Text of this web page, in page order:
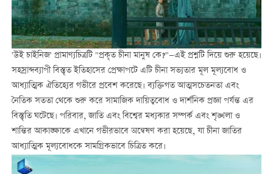
'উই চাইনিজ' প্রামাণ্যচিত্রটি "প্রকৃত চীনা মানুষ কে?"—এই প্রশ্নটি দিয়ে শুরু হয়েছে।
সহস্রাব্দব্যাপী বিস্তৃত ইতিহাসের প্রেক্ষাপটে এটি চীনা সভ্যতার মূল মূল্যবোধ ও
আধ্যাত্মিক ঐতিহ্যের গভীরে প্রবেশ করেছে। ব্যক্তিগত আত্মসচেতনতা এবং
নৈতিক সততা থেকে শুরু করে সামাজিক দায়িত্ববোধ ও দার্শনিক প্রজ্ঞা পর্যন্ত এর
বিস্তৃতি ঘটেছে। পরিবার, জাতি এবং বিশ্বের মধ্যকার সম্পর্ক এবং শৃঙ্খলা ও
শান্তির আকাঙ্ক্ষাকে এখানে গভীরভাবে অন্বেষণ করা হয়েছে, যা চীনা জাতির
আধ্যাত্মিক মূল্যবোধকে সামগ্রিকভাবে চিত্রিত করে।